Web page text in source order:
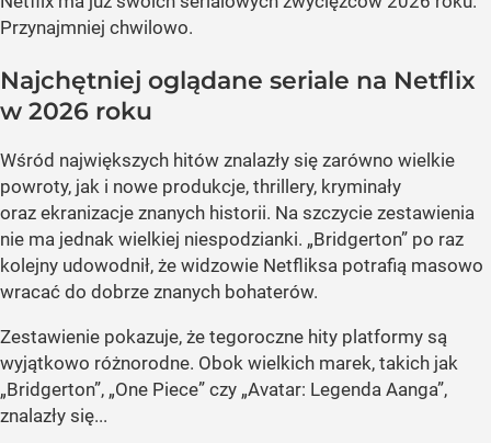
Przynajmniej chwilowo.
Najchętniej oglądane seriale na Netflix
w 2026 roku
Wśród największych hitów znalazły się zarówno wielkie
powroty, jak i nowe produkcje, thrillery, kryminały
oraz ekranizacje znanych historii. Na szczycie zestawienia
nie ma jednak wielkiej niespodzianki. „Bridgerton” po raz
kolejny udowodnił, że widzowie Netfliksa potrafią masowo
wracać do dobrze znanych bohaterów.
Zestawienie pokazuje, że tegoroczne hity platformy są
wyjątkowo różnorodne. Obok wielkich marek, takich jak
„Bridgerton”, „One Piece” czy „Avatar: Legenda Aanga”,
znalazły się...